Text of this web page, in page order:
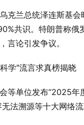
克兰总统泽连斯基
共识。特朗普称俄
言论引发争议。
学”流言求真榜揭晓
等单位发布“2025年
法溯源等十大网络流